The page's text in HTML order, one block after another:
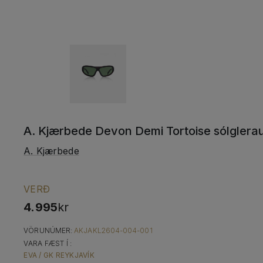
A. Kjærbede Devon Demi Tortoise
A. Kjærbede
VERÐ
4.995kr
VÖRUNÚMER:AKJAKL2604-004-001
VARA FÆST Í :
EVA / GK REYKJAVÍK